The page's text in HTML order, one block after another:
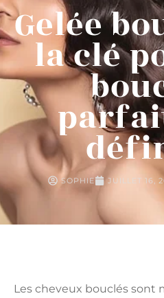
Gelée
la clé
SOPHIE JUILLET 16,
Les cheveux bouclés sont